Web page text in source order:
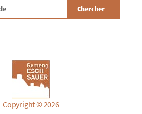
Copyright © 2026